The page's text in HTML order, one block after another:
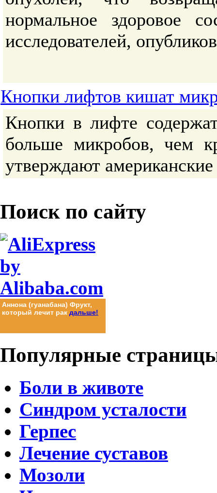
нормальное здоровое
исследователей,
Кнопки лифтов кишат
Кнопки в лифте
больше микробов, чем
утверждают американские
Поиск по сайту
Целебные свойства плодов
финикового дерева-
Целебные свойства плодов
финикового дерева-
Популярные
Боли в животе
Синдром усталости
Герпес
Лечение суставов
Мозоли